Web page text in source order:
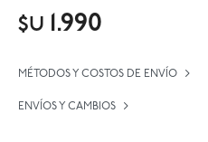
$U 1.990
MÉTODOS Y COSTOS DE ENVÍO
ENVÍOS Y CAMBIOS